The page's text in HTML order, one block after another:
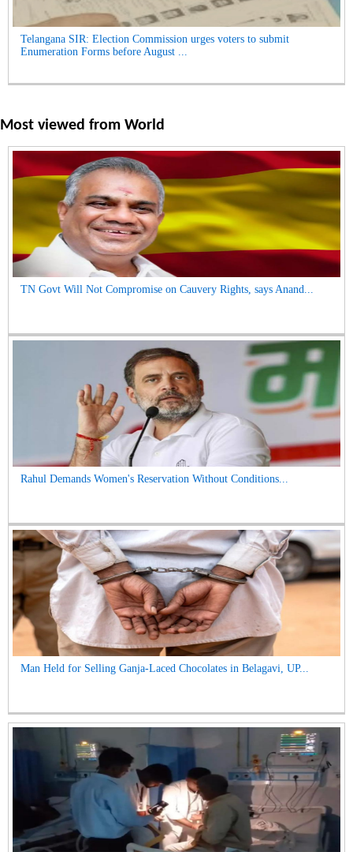
Telangana SIR: Election Commission urges voters to submit
Enumeration Forms before August ...
Most viewed from World
TN Govt Will Not Compromise on Cauvery Rights, says Anand...
Rahul Demands Women's Reservation Without Conditions...
Man Held for Selling Ganja-Laced Chocolates in Belagavi, UP...